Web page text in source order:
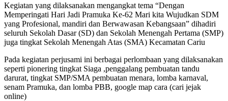
Kegiatan yang dilaksanakan mengangkat tema “Dengan
Memperingati Hari Jadi Pramuka Ke-62 Mari kita Wujudkan SDM
yang Profesional, mandiri dan Berwawasan Kebangsaan” dihadiri
seluruh Sekolah Dasar (SD) dan Sekolah Menengah Pertama (SMP)
juga tingkat Sekolah Menengah Atas (SMA) Kecamatan Cariu
Pada kegiatan perjusami ini berbagai perlombaan yang dilaksanakan
seperti pionering tingkat Siaga ,penggalang pembuatan tandu
darurat, tingkat SMP/SMA pembuatan menara, lomba karnaval,
senam Pramuka, dan lomba PBB, google map cara (cari jejak
online)